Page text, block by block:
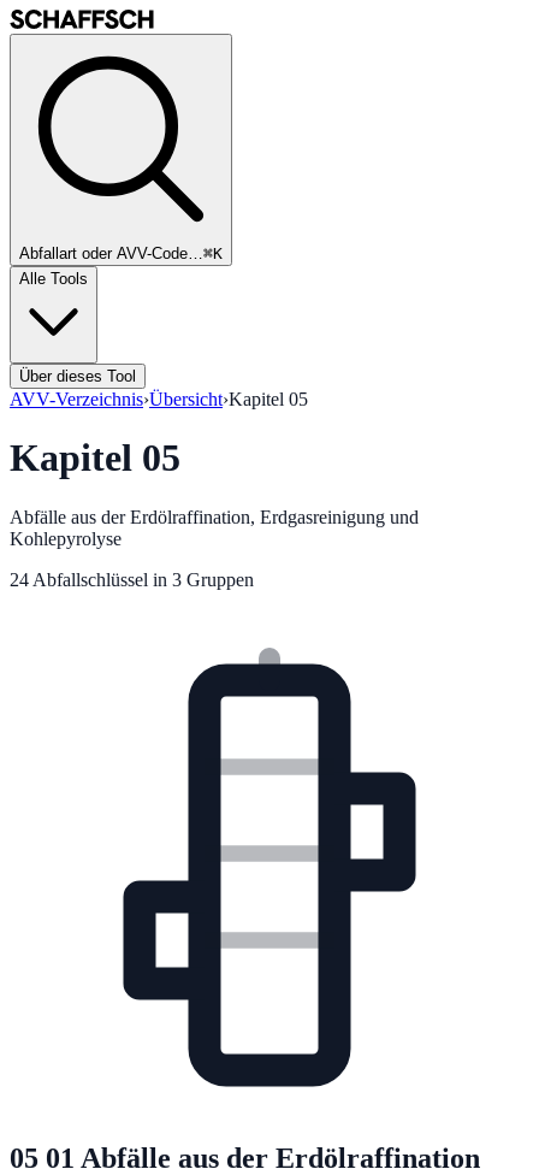
Abfallart oder AVV-Code…⌘K
Alle Tools
Über dieses Tool
AVV-Verzeichnis›Übersicht›Kapitel 05
Kapitel 05
Abfälle aus der Erdölraffination, Erdgasreinigung und
Kohlepyrolyse
24 Abfallschlüssel in 3 Gruppen
05 01 Abfälle aus der Erdölraffination